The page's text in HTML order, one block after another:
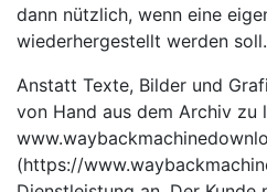
dann nützlich, wenn eine
wiederhergestellt werden soll.
Anstatt Texte, Bilder und
von Hand aus dem Archiv zu
(https://